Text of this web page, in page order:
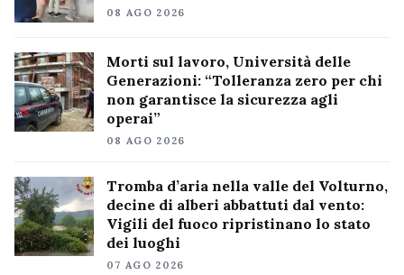
08 AGO 2026
Morti sul lavoro, Università delle
Generazioni: “Tolleranza zero per chi
non garantisce la sicurezza agli
operai”
08 AGO 2026
Tromba d’aria nella valle del Volturno,
decine di alberi abbattuti dal vento:
Vigili del fuoco ripristinano lo stato
dei luoghi
07 AGO 2026